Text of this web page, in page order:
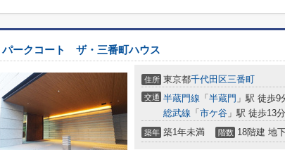
パークコート ザ・三番町ハウス
住所 東京都千代田区三番町
交通 半蔵門線 「 半蔵門 」駅 徒歩9
総武線 「 市ケ谷 」駅 徒歩13分
築年 築1年未満 階数 18階建 地